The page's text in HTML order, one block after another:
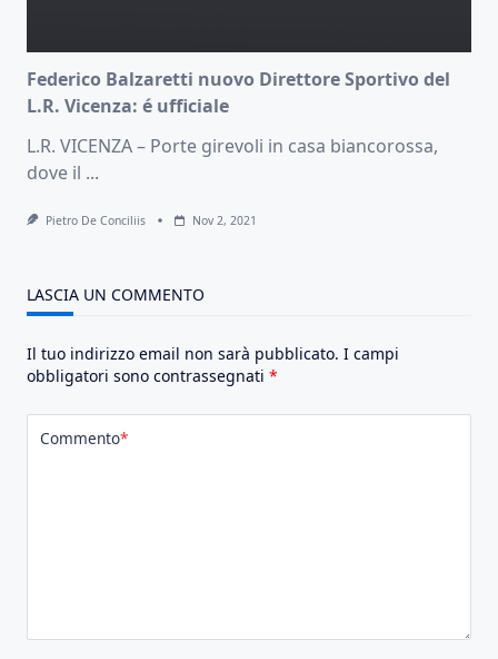
Federico Balzaretti nuovo Direttore Sportivo del
L.R. Vicenza: é ufficiale
L.R. VICENZA – Porte girevoli in casa biancorossa,
dove il ...
Pietro De Conciliis Nov 2, 2021
LASCIA UN COMMENTO
Il tuo indirizzo email non sarà pubblicato. I campi
obbligatori sono contrassegnati *
Commento*